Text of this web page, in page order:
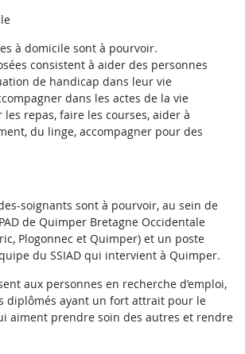
à domicile sont à pourvoir.
consistent à aider des personnes
de handicap dans leur vie
dans les actes de la vie
repas, faire les courses, aider à
du linge, accompagner pour des
soignants sont à pourvoir, au sein de
de Quimper Bretagne Occidentale
Plogonnec et Quimper) et un poste
du SSIAD qui intervient à Quimper.
aux personnes en recherche d’emploi,
diplômés ayant un fort attrait pour le
aiment prendre soin des autres et rendre